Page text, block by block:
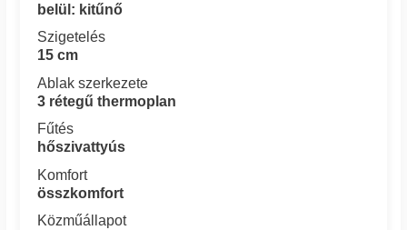
belül: kitűnő
Szigetelés
15 cm
Ablak szerkezete
3 rétegű thermoplan
Fűtés
hőszivattyús
Komfort
összkomfort
Közműállapot